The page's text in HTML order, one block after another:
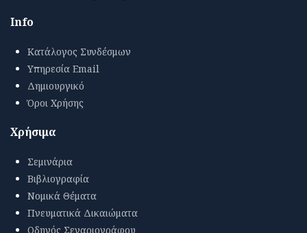
Info
Κατάλογος Συνδέσμων
Υπηρεσία Email
Δημιουργικό
Όροι Χρήσης
Χρήσιμα
Σεμινάρια
Βιβλιογραφία
Νομικά Θέματα
Πνευματικά Δικαιώματα
Οδηγός Σεναριογράφου